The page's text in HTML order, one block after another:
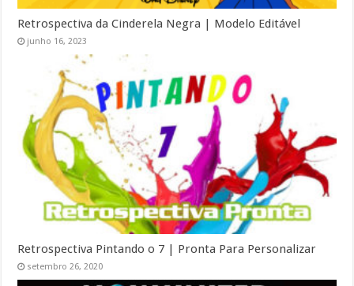
Retrospectiva da Cinderela Negra | Modelo Editável
junho 16, 2023
Retrospectiva Pintando o 7 | Pronta Para Personalizar
setembro 26, 2020